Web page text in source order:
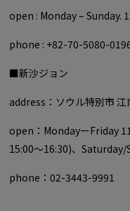
open : Monday – Sunday.
phone : +82-70-5080-
■新沙ジョン
address：ソウル特別市
open：MondayーFriday
15:00〜16:30)、
phone：02-3443-9991